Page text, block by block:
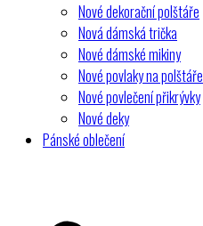
Nové dekorační polštáře
Nová dámská trička
Nové dámské mikiny
Nové povlaky na polštáře
Nové povlečení přikrývky
Nové deky
Pánské oblečení